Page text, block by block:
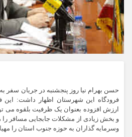
حسن بهرام نیا روز پنجشنبه در جریان سفر به
فرودگاه این شهرستان اظهار داشت: این
ارزش افزوده بعنوان یک ظرفیت بلقوه می
و بخش زیادی از مشکلات جابجایی مسافر
وسرمایه گذاران به حوزه جنوب استان را